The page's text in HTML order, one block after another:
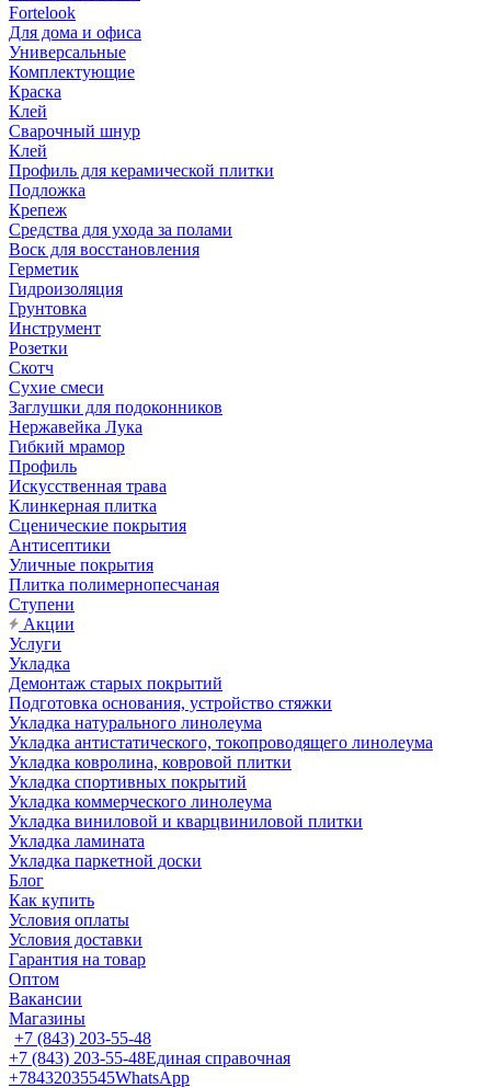
Fortelook
Для дома и офиса
Универсальные
Комплектующие
Краска
Клей
Сварочный шнур
Клей
Профиль для керамической плитки
Подложка
Крепеж
Средства для ухода за полами
Воск для восстановления
Герметик
Гидроизоляция
Грунтовка
Инструмент
Розетки
Скотч
Сухие смеси
Заглушки для подоконников
Нержавейка Лука
Гибкий мрамор
Профиль
Искусственная трава
Клинкерная плитка
Сценические покрытия
Антисептики
Уличные покрытия
Плитка полимернопесчаная
Ступени
Акции
Услуги
Укладка
Демонтаж старых покрытий
Подготовка основания, устройство стяжки
Укладка натурального линолеума
Укладка антистатического, токопроводящего линолеума
Укладка ковролина, ковровой плитки
Укладка спортивных покрытий
Укладка коммерческого линолеума
Укладка виниловой и кварцвиниловой плитки
Укладка ламината
Укладка паркетной доски
Блог
Как купить
Условия оплаты
Условия доставки
Гарантия на товар
Оптом
Вакансии
Магазины
+7 (843) 203-55-48
+7 (843) 203-55-48Единая справочная
+78432035545WhatsApp